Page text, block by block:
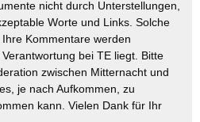
nicht durch Unterstellungen,
Worte und Links. Solche
Kommentare werden
bei TE liegt. Bitte
zwischen Mitternacht und
je nach Aufkommen, zu
kann. Vielen Dank für Ihr